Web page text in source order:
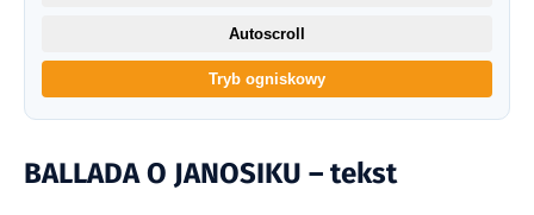
BALLADA O JANOSIKU – tekst
Autoscroll
Tryb ogniskowy